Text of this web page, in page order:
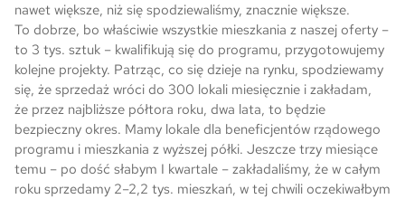
nawet większe, niż się spodziewaliśmy, znacznie większe.
To dobrze, bo właściwie wszystkie mieszkania z naszej oferty –
to 3 tys. sztuk – kwalifikują się do programu, przygotowujemy
kolejne projekty. Patrząc, co się dzieje na rynku, spodziewamy
się, że sprzedaż wróci do 300 lokali miesięcznie i zakładam,
że przez najbliższe półtora roku, dwa lata, to będzie
bezpieczny okres. Mamy lokale dla beneficjentów rządowego
programu i mieszkania z wyższej półki. Jeszcze trzy miesiące
temu – po dość słabym I kwartale – zakładaliśmy, że w całym
roku sprzedamy 2–2,2 tys. mieszkań, w tej chwili oczekiwałbym